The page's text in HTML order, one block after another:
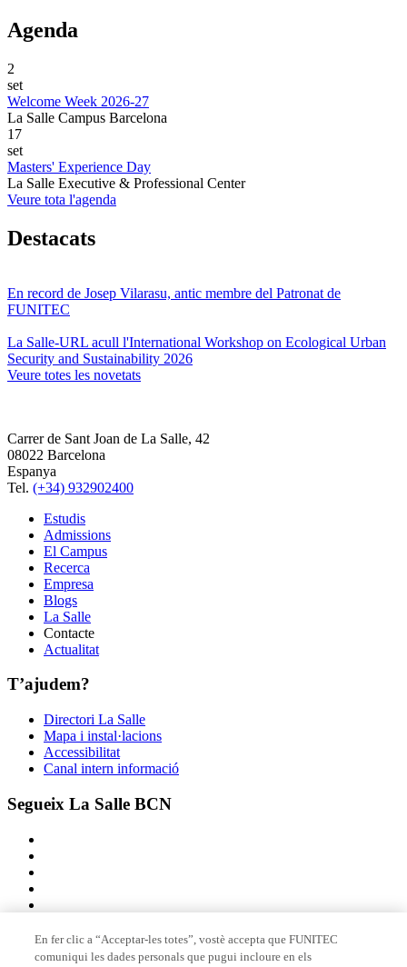
Agenda
2
set
Welcome Week 2026-27
La Salle Campus Barcelona
17
set
Masters' Experience Day
La Salle Executive & Professional Center
Veure tota l'agenda
Destacats
En record de Josep Vilarasu, antic membre del Patronat de
FUNITEC
La Salle-URL acull l'International Workshop on Ecological Urban
Security and Sustainability 2026
Veure totes les novetats
Carrer de Sant Joan de La Salle, 42
08022 Barcelona
Espanya
Tel. (+34) 932902400
Estudis
Admissions
El Campus
Recerca
Empresa
Blogs
La Salle
Contacte
Actualitat
T’ajudem?
Directori La Salle
Mapa i instal·lacions
Accessibilitat
Canal intern informació
Segueix La Salle BCN
En fer clic a “Acceptar-les totes”, vostè accepta que FUNITEC
comuniqui les dades personals que pugui incloure en els